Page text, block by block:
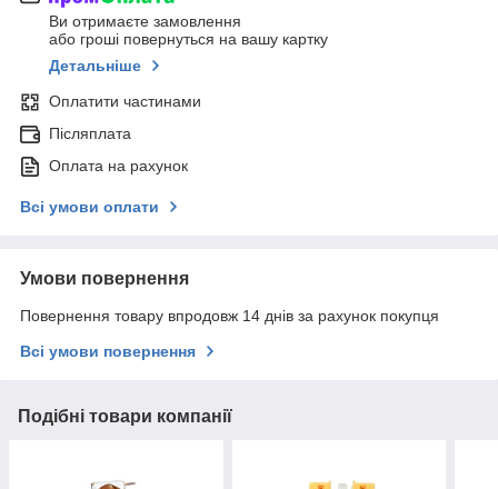
Ви отримаєте замовлення
або гроші повернуться на вашу картку
Детальніше
Оплатити частинами
Післяплата
Оплата на рахунок
Всі умови оплати
Умови повернення
Повернення товару впродовж 14 днів за рахунок покупця
Всі умови повернення
Подібні товари компанії